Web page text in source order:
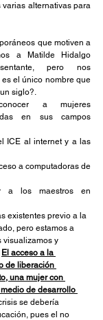
alternativas para
que motiven a
a Matilde Hidalgo
pero nos
el único nombre que
siglo?.
a mujeres
en sus campos
ICE al internet y a las
a computadoras de
a los maestros en
existentes previo a la
pero estamos a
visualizamos y
El acceso a la
de liberación
una mujer con
de desarrollo
se debería
pues el no